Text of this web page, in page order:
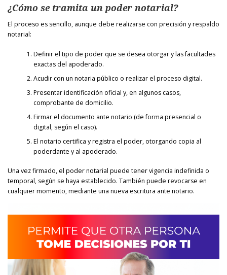
¿Cómo se tramita un poder notarial?
El proceso es sencillo, aunque debe realizarse con precisión y respaldo
notarial:
Definir el tipo de poder que se desea otorgar y las facultades
exactas del apoderado.
Acudir con un notaria público o realizar el proceso digital.
Presentar identificación oficial y, en algunos casos,
comprobante de domicilio.
Firmar el documento ante notario (de forma presencial o
digital, según el caso).
El notario certifica y registra el poder, otorgando copia al
poderdante y al apoderado.
Una vez firmado, el poder notarial puede tener vigencia indefinida o
temporal, según se haya establecido. También puede revocarse en
cualquier momento, mediante una nueva escritura ante notario.